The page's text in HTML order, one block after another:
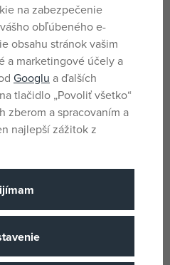
Pro holky i kluky
3 rokov
CN
na zabezpečenie
obľúbeného e-
obsahu stránok vašim
a marketingové účely a
Googlu a ďalších
tlačidlo „Povoliť všetko“
zberom a spracovaním a
najlepší zážitok z